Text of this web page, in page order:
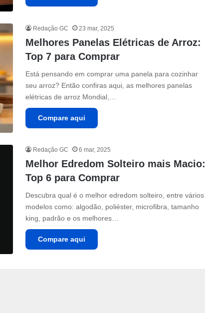
Redação GC 23 mar, 2025
Melhores Panelas Elétricas de Arroz:
Top 7 para Comprar
Está pensando em comprar uma panela para cozinhar
seu arroz? Então confiras aqui, as melhores panelas
elétricas de arroz Mondial,…
Compare aqui
Redação GC 6 mar, 2025
Melhor Edredom Solteiro mais Macio:
Top 6 para Comprar
Descubra qual é o melhor edredom solteiro, entre vários
modelos como: algodão, poliéster, microfibra, tamanho
king, padrão e os melhores…
Compare aqui